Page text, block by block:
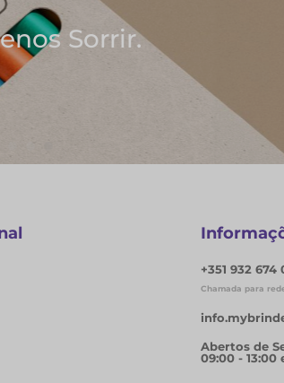
+351 932 674
Chamada para
Abertos de
09:00 - 13:00